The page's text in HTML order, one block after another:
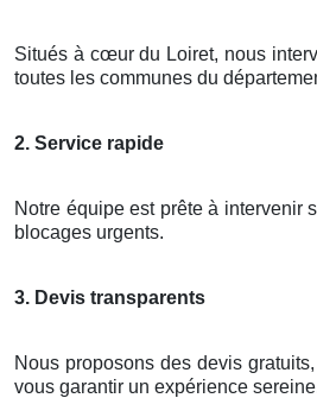
Situés à cœur du Loiret, nous
toutes les communes du
2. Service rapide
Notre équipe est prête à intervenir
blocages urgents.
3. Devis transparents
Nous proposons des devis
vous garantir un expérience